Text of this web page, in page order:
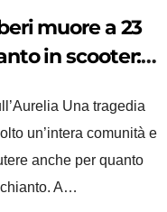
muore a 23
in scooter:
Una tragedia
un’intera comunità e
anche per quanto
A…